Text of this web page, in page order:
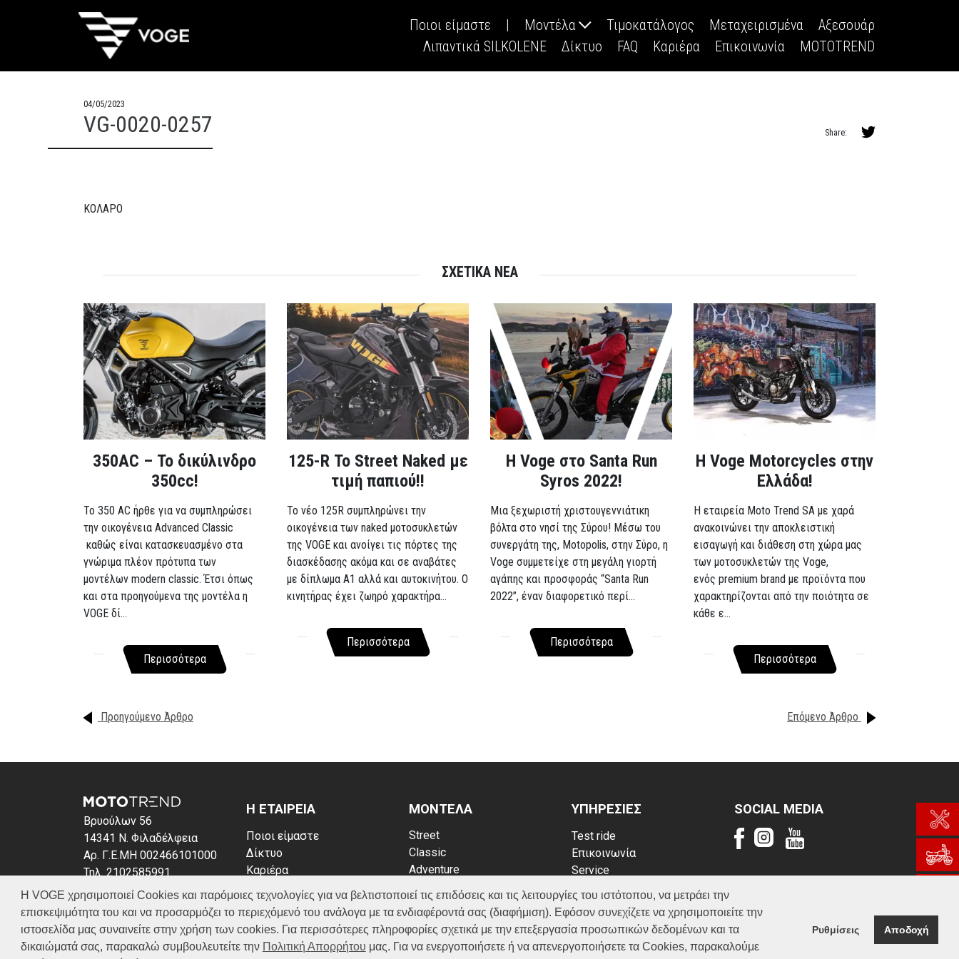
Η VOGE χρησιμοποιεί Cookies και παρόμοιες τεχνολογίες για να βελτιστοποιεί τις επιδόσεις και τις λειτουργίες του ιστότοπου, να μετράει την
επισκεψιμότητα του και να προσαρμόζει το περιεχόμενό του ανάλογα με τα ενδιαφέροντά σας (διαφήμιση). Εφόσον συνεχίζετε να χρησιμοποιείτε την
ιστοσελίδα μας συναινείτε στην χρήση των cookies. Για περισσότερες πληροφορίες σχετικά με την επεξεργασία προσωπικών δεδομένων και τα
δικαιώματά σας, παρακαλώ συμβουλευτείτε την Πολιτική Απορρήτου μας. Για να ενεργοποιήσετε ή να απενεργοποιήσετε τα Cookies, παρακαλούμε
Ρυθμίσεις Αποδοχή
Ποιοι είμαστε | Μοντέλα Τιμοκατάλογος Μεταχειρισμένα
Αξεσουάρ
Λιπαντικά SILKOLENE
Δίκτυο FAQ Καριέρα Επικοινωνία MOTOTREND
04/05/2023
VG-0020-0257 Share:
ΚΟΛΑΡΟ
ΣΧΕΤΙΚΑ ΝΕΑ
350AC – Το δικύλινδρο
350cc!
To 350 AC ήρθε για να συμπληρώσει
την οικογένεια Advanced Classic
καθώς είναι κατασκευασμένο στα
γνώριμα πλέον πρότυπα των
μοντέλων modern classic. Έτσι όπως
και στα προηγούμενα της μοντέλα η
VOGE δί...
Περισσότερα
125-R Το Street Naked με
τιμή παπιού!!
Το νέο 125R συμπληρώνει την
οικογένεια των naked μοτοσυκλετών
της VOGE και ανοίγει τις πόρτες της
διασκέδασης ακόμα και σε αναβάτες
με δίπλωμα A1 αλλά και αυτοκινήτου. Ο
κινητήρας έχει ζωηρό χαρακτήρα...
Περισσότερα
Η Voge στο Santa Run
Syros 2022!
Μια ξεχωριστή χριστουγεννιάτικη
βόλτα στο νησί της Σύρου! Μέσω του
συνεργάτη της, Motopolis, στην Σύρο, η
Voge συμμετείχε στη μεγάλη γιορτή
αγάπης και προσφοράς “Santa Run
2022”, έναν διαφορετικό περί...
Περισσότερα
H Voge Motorcycles στην
Ελλάδα!
Η εταιρεία Moto Trend SA με χαρά
ανακοινώνει την αποκλειστική
εισαγωγή και διάθεση στη χώρα μας
των μοτοσυκλετών της Voge,
ενός premium brand με προϊόντα που
χαρακτηρίζονται από την ποιότητα σε
κάθε ε...
Περισσότερα
Προηγούμενο Άρθρο Επόμενο Άρθρο
Βρυούλων 56
14341 Ν. Φιλαδέλφεια
Αρ. Γ.Ε.ΜΗ 002466101000
Τηλ. 2102585991
E-mail: info@voge.gr
Η ΕΤΑΙΡΕΙΑ
Ποιοι είμαστε
Δίκτυο
Καριέρα
Πολιτική απορρήτου
Πολιτική Cookies
ΜΟΝΤΕΛΑ
Street
Classic
Adventure
ATV (Loncin)
ΥΠΗΡΕΣΙΕΣ
Test ride
Επικοινωνία
Service
Κατάλογος
FAQ
SOCIAL MEDIA